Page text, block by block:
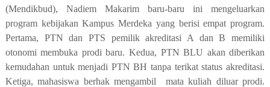
(Mendikbud), Nadiem Makarim baru-baru ini mengeluarkan
program kebijakan Kampus Merdeka yang berisi empat program.
Pertama, PTN dan PTS pemilik akreditasi A dan B memiliki
otonomi membuka prodi baru. Kedua, PTN BLU akan diberikan
kemudahan untuk menjadi PTN BH tanpa terikat status akreditasi.
Ketiga, mahasiswa berhak mengambil mata kuliah diluar prodi.